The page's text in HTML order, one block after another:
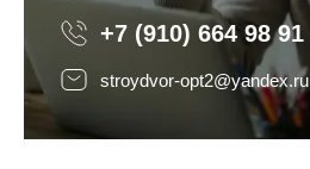
+7 (910) 664 98 91
stroydvor-opt2@yandex.ru